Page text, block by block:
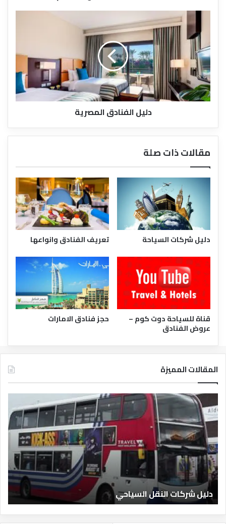
الفنادق
المصرية
دليل الفنادق المصرية
مقالات ذات صلة
دليل شركات السياحة تعريف الفنادق وانواعها
قناة للسياحة دوت كوم –
عروض الفنادق
حجز فنادق الامارات
المقالات المميزة
الفنادق
المصرية
دليل الفنادق المصرية